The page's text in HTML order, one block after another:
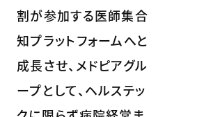
割が参加する医師集合
知プラットフォームへと
成長させ、メドピアグル
ープとして、ヘルステッ